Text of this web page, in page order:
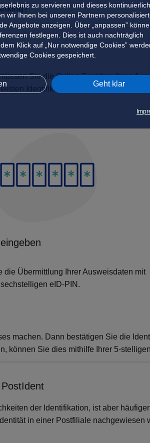
zu servieren und dieses
wir Ihnen bei unseren Partnern
Angebote anzeigen. Über „anpassen”
festlegen. Dies ist auch nachträglich
Klick auf „Nur notwendige Cookies”
Cookies gespeichert.
Geht klar
Sie die Online-Funktion Ihres
Identifikations-Verfahren. Die
die Übermittlung Ihrer Ausweisdaten mit
eID-PIN.
machen. Dann bestätigen Sie die
Sie dies mithilfe Ihrer 5-
der Identifikation, ist aber
in einer Postfiliale